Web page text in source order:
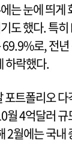
는 눈에 띄게
도 했다. 특
69.9%로, 전
하락했다.
트폴리오
월 4억달러
2월에는 국내